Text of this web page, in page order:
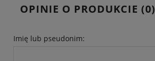
OPINIE O PRODUKCIE (0)
Imię lub pseudonim: